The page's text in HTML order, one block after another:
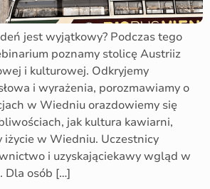
jest wyjątkowy? Podczas tego
poznamy stolicę Austriiz
i kulturowej. Odkryjemy
i wyrażenia, porozmawiamy o
w Wiedniu orazdowiemy się
jak kultura kawiarni,
w Wiedniu. Uczestnicy
i uzyskająciekawy wgląd w
Dla osób […]